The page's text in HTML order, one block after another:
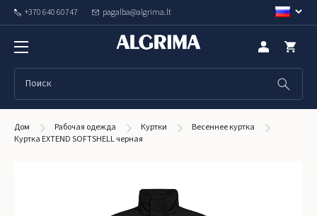
+370 640 60747 pagalba@algrima.lt
Дом Рабочая одежда Куртки
Весеннее куртка
Куртка EXTEND SOFTSHELL черная